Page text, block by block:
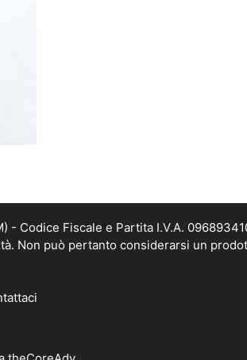
- Codice Fiscale e Partita I.V.A.
Non può pertanto considerarsi un